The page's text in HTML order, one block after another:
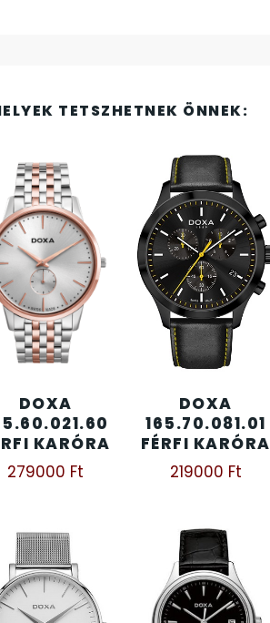
TETSZHETNEK ÖNNEK:
DOXA
KARÓRA
279000 Ft
DOXA
165.70.081.01
FÉRFI KARÓRA
219000 Ft
109
19
14
43
12